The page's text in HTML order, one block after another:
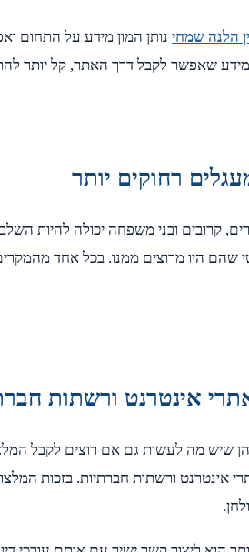
הלנה שמחי נותן המון מידע על התחום
שאפשר לקבל דרך האתר, קל יותר
רחוקים יותר
קרובים ובני משפחה יכולה להיות
שהם היו מרוצים ממנו. בכל אחד
אינטרנט ורשתות
שיש מה לעשות גם אם רוצים לקבל
אינטרנט ורשתות חברתיות. בזכות